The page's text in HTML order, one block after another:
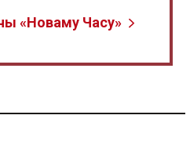
«Новаму Часу»